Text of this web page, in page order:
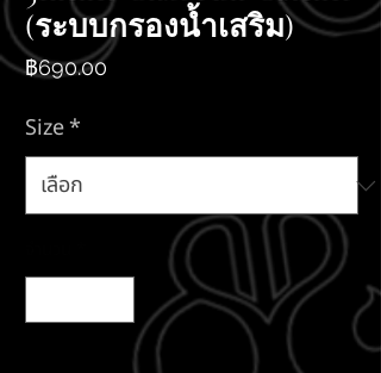
(ระบบกรองน้ำเสริม)
฿690.00
Size*